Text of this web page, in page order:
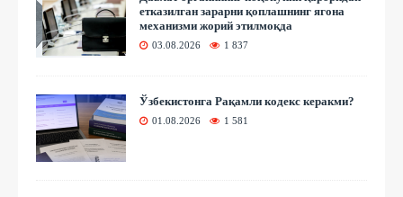
етказилган зарарни қоплашнинг ягона
механизми жорий этилмоқда
03.08.2026 1 837
Ўзбекистонга Рақамли кодекс керакми?
01.08.2026 1 581